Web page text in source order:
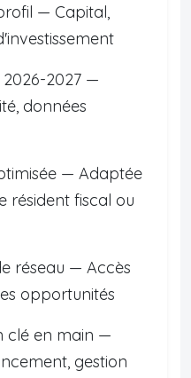
— Capital,
2027 —
données
— Adaptée
résident fiscal ou
réseau — Accès
opportunités
clé en main —
gestion